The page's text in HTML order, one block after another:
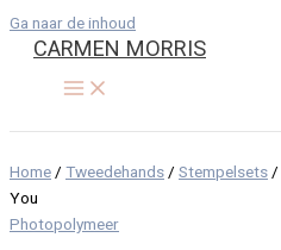
Ga naar de inhoud
CARMEN MORRIS
Home / Tweedehands / Stempelsets /
You
Photopolymeer